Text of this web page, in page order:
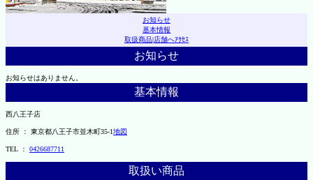
お知らせ
基本情報
取扱商品|店舗へｱｸｾｽ
お知らせ
お知らせはありません。
基本情報
西八王子店
住所 ： 東京都八王子市並木町35-1地図
TEL ： 0426687711
取扱い商品